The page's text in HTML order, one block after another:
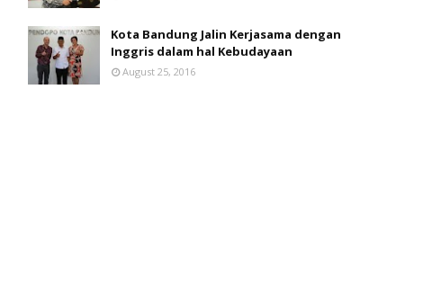
Kota Bandung Jalin Kerjasama dengan
Inggris dalam hal Kebudayaan
August 25, 2016